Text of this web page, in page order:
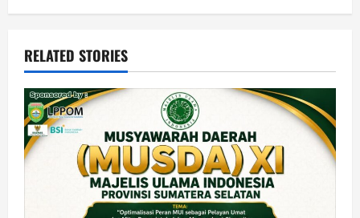
RELATED STORIES